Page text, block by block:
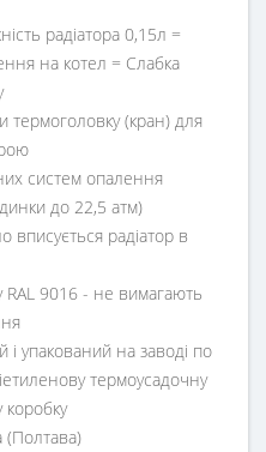
радіатора 0,15л =
на котел = Слабка
термоголовку (кран) для
систем опалення
до 22,5 атм)
вписується радіатор в
RAL 9016 - не вимагають
і упакований на заводі по
термоусадочну
коробку
(Полтава)